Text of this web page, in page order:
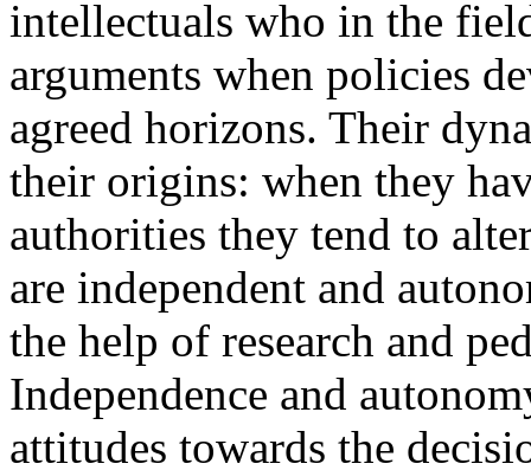
intellectuals who in the
arguments when policies
agreed horizons. Their
their origins: when they
authorities they tend to
are independent and
the help of research and
Independence and
attitudes towards the